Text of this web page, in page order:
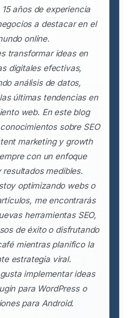
años de experiencia
a destacar en el
online.
transformar ideas en
digitales efectivas,
análisis de datos,
últimas tendencias en
web. En este blog
sobre SEO
marketing y growth
con un enfoque
medibles.
optimizando webs o
me encontrarás
herramientas SEO,
de éxito o disfrutando
mientras planifico la
estrategia viral.
implementar ideas
para WordPress o
para Android.